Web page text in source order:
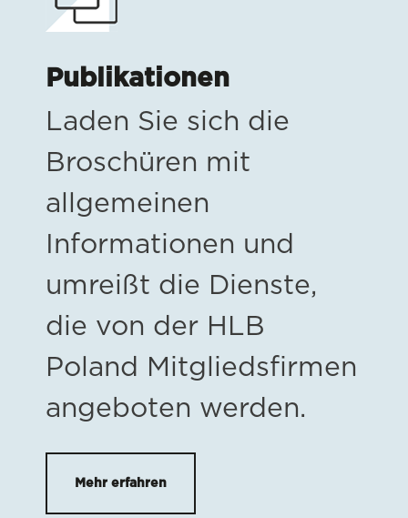
Publikationen
Laden Sie sich die
Broschüren mit
allgemeinen
Informationen und
umreißt die Dienste,
die von der HLB
Poland Mitgliedsfirmen
angeboten werden.
Mehr erfahren